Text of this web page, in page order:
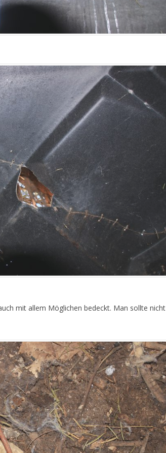
mit allem Möglichen bedeckt. Man sollte nicht